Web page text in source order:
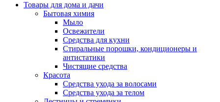
Товары для дома и дачи
Бытовая химия
Мыло
Освежители
Средства для кухни
Стиральные порошки, кондиционеры и
антистатики
Чистящие средства
Красота
Средства ухода за волосами
Средства ухода за телом